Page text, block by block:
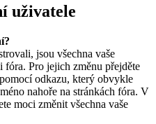
uživatele
jsou všechna vaše
fóra. Pro jejich změnu přejděte
odkazu, který obvykle
nahoře na stránkách fóra. V
moci změnit všechna vaše